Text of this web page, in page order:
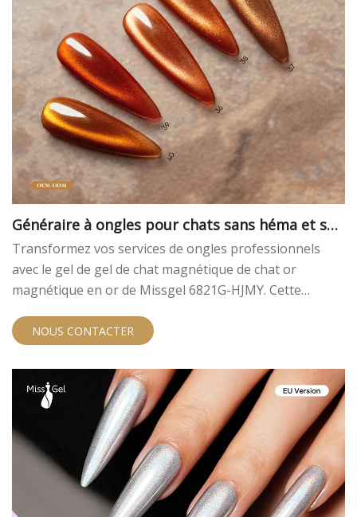
Généraire à ongles pour chats sans héma et san
s tpo - gel magnétique doré
Transformez vos services de ongles professionnels
avec le gel de gel de chat magnétique de chat or
magnétique en or de Missgel 6821G-HJMY. Cette
des ingrédients adaptés à la peau, en fournissant des
vous et vos clients.
NOUS CONTACTER